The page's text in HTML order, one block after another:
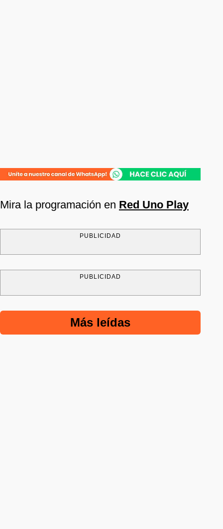
Mira la programación en Red Uno Play
PUBLICIDAD
PUBLICIDAD
Más leídas